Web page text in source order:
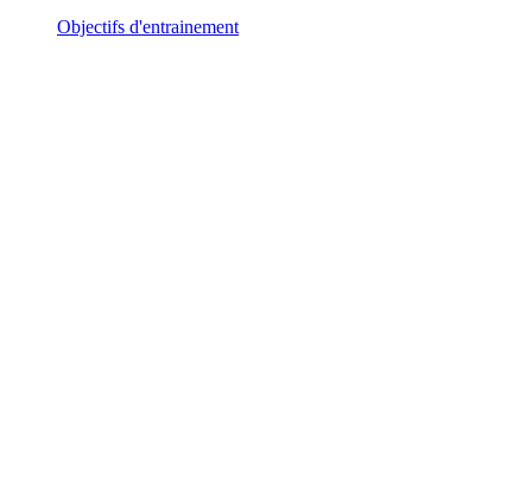
Objectifs d'entrainement